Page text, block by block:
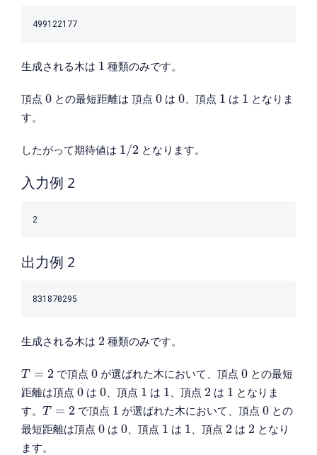
生成される木は 1
1 種類のみです。
頂点 0
0 との最短距離は 頂点 0
0 は 0
0、頂点 1
1 は 1
1 となりま
す。
したがって期待値は 1/2
1 /2 となります。
入力例 2
出力例 2
生成される木は 2
2 種類のみです。
T = 2
T=2 で頂点0
0 が選ばれた木において、頂点0
0 との最短
距離は頂点 0
0 は 0
0 、頂点 1
1 は 1
1 、頂点 2
2 は 1
1 となりま
す。 T = 2
T=2 で頂点 1
1 が選ばれた木において、頂点0
0 との
最短距離は頂点 0
0 は 0
0 、頂点 1
1 は 1
1 、頂点 2
2 は 2
2 となり
ます。